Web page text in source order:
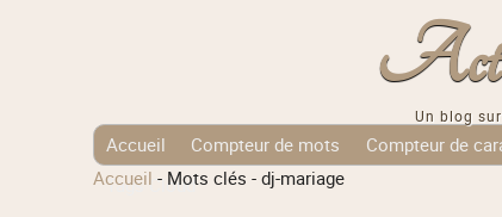
Un blog
Accueil Compteur de mots Compteur de
Tags Cloud
Accueil - Mots clés - dj-mariage